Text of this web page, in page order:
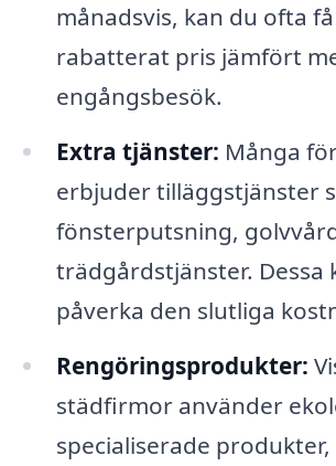
månadsvis, kan du ofta
rabatterat pris jämfört
engångsbesök.
Extra tjänster: Många
erbjuder tilläggstjänster
fönsterputsning,
trädgårdstjänster. Dessa
påverka den slutliga
Rengöringsprodukter:
städfirmor använder
specialiserade